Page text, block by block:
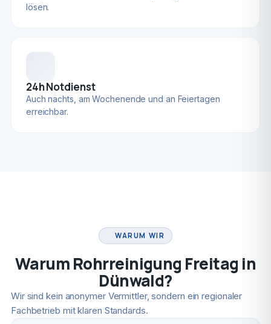
lösen.
24h Notdienst
Auch nachts, am Wochenende und an Feiertagen
erreichbar.
WARUM WIR
Warum Rohrreinigung Freitag in
Dünwald?
Wir sind kein anonymer Vermittler, sondern ein regionaler
Fachbetrieb mit klaren Standards.